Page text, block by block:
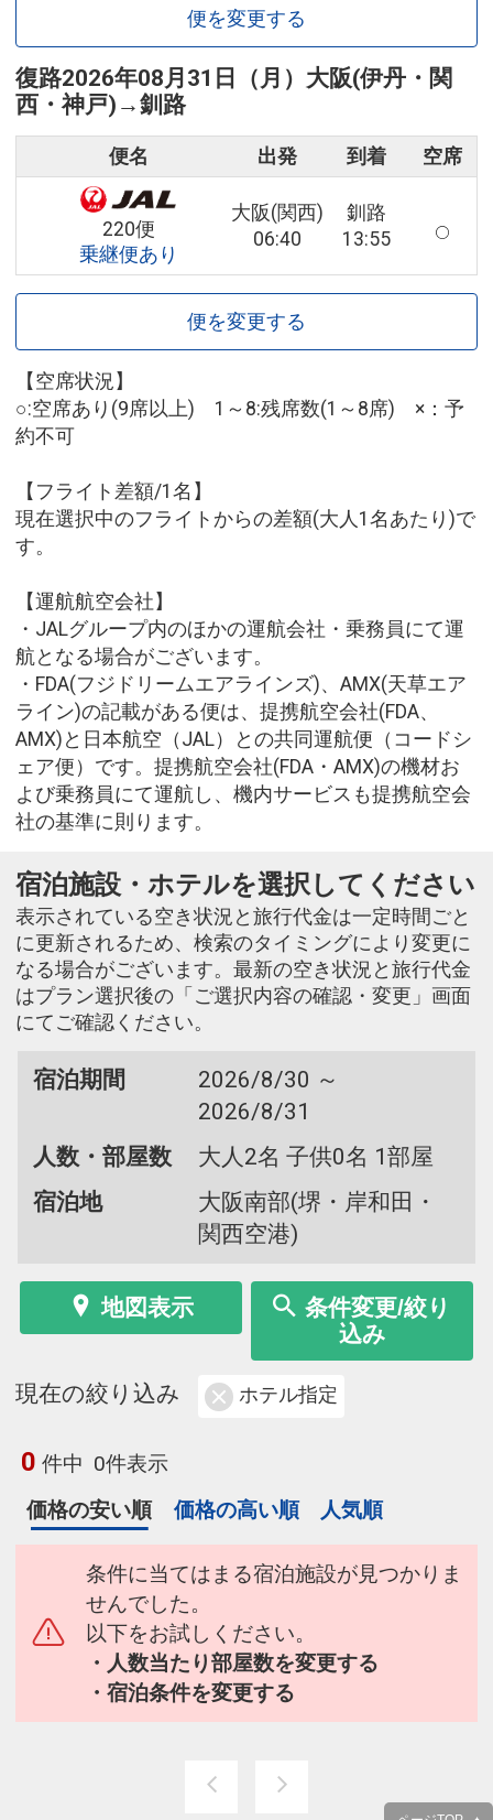
便を変更する
復路2026年08月31日（月） 大阪(伊丹・関
西・神戸) →釧路
便名 出発 到着 空席
220便
乗継便あり
大阪(関西)
06:40
釧路
13:55
便を変更する
【空席状況】
○:空席あり(9席以上) 1～8:残席数(1～8席) ×：予
約不可
【フライト差額/1名】
現在選択中のフライトからの差額(大人1名あたり)で
す。
【運航航空会社】
・JALグループ内のほかの運航会社・乗務員にて運
航となる場合がございます。
・FDA(フジドリームエアラインズ)、AMX(天草エア
ライン)の記載がある便は、提携航空会社(FDA、
AMX)と日本航空（JAL）との共同運航便（コードシ
ェア便）です。提携航空会社(FDA・AMX)の機材お
よび乗務員にて運航し、機内サービスも提携航空会
社の基準に則ります。
宿泊施設・ホテルを選択してください
表示されている空き状況と旅行代金は一定時間ごと
に更新されるため、検索のタイミングにより変更に
なる場合がございます。最新の空き状況と旅行代金
はプラン選択後の「ご選択内容の確認・変更」画面
にてご確認ください。
宿泊期間
2026/8/30 ～
2026/8/31
人数・部屋数
大人2名 子供0名 1部屋
宿泊地
大阪南部(堺・岸和田・
関西空港)
地図表示
条件変更/絞り
込み
現在の絞り込み ホテル指定
0 件中 0件表示
価格の安い順
価格の高い順 人気順
条件に当てはまる宿泊施設が見つかりま
せんでした。
以下をお試しください。
・人数当たり部屋数を変更する
・宿泊条件を変更する